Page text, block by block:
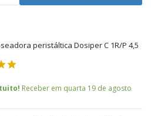
peristáltica Dosiper C 1R/P 4,5
Receber em quarta 19 de agosto